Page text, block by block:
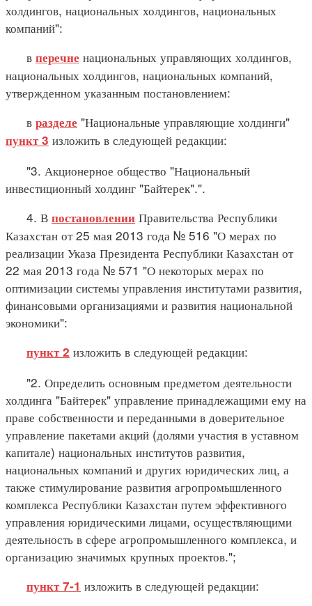
холдингов, национальных холдингов, национальных
компаний":
в перечне национальных управляющих холдингов,
национальных холдингов, национальных компаний,
утвержденном указанным постановлением:
в разделе "Национальные управляющие холдинги"
пункт 3 изложить в следующей редакции:
"3. Акционерное общество "Национальный
инвестиционный холдинг "Байтерек".".
4. В постановлении Правительства Республики
Казахстан от 25 мая 2013 года № 516 "О мерах по
реализации Указа Президента Республики Казахстан от
22 мая 2013 года № 571 "О некоторых мерах по
оптимизации системы управления институтами развития,
финансовыми организациями и развития национальной
экономики":
пункт 2 изложить в следующей редакции:
"2. Определить основным предметом деятельности
холдинга "Байтерек" управление принадлежащими ему на
праве собственности и переданными в доверительное
управление пакетами акций (долями участия в уставном
капитале) национальных институтов развития,
национальных компаний и других юридических лиц, а
также стимулирование развития агропромышленного
комплекса Республики Казахстан путем эффективного
управления юридическими лицами, осуществляющими
деятельность в сфере агропромышленного комплекса, и
организацию значимых крупных проектов.";
пункт 7-1 изложить в следующей редакции: